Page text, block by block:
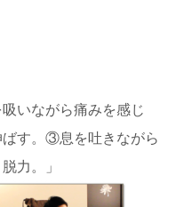
いながら痛みを感じ
す。③息を吐きながら
力。」